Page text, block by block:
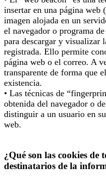
insertar en una página web
imagen alojada en un
el navegador o programa
para descargar y visualizar
registrada. Ello permite
página web o el correo. A
transparente de forma que
existencia.
• Las técnicas de
obtenida del navegador o
distinguir a un usuario en
web.
¿Qué son las cookies de
destinatarios de la